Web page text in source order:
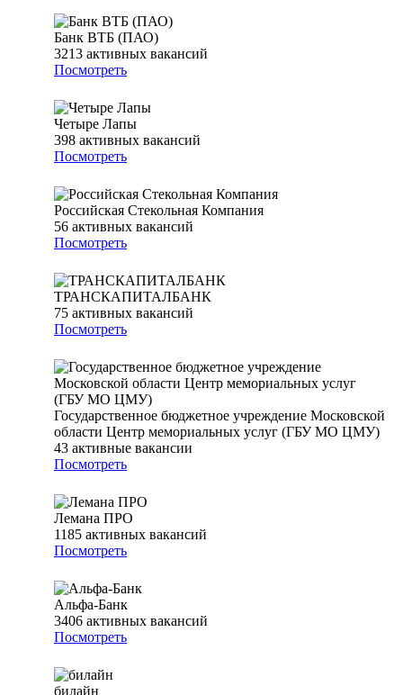
Банк ВТБ (ПАО)
3213 активных вакансий
Посмотреть
Четыре Лапы
398 активных вакансий
Посмотреть
Российская Стекольная Компания
56 активных вакансий
Посмотреть
ТРАНСКАПИТАЛБАНК
75 активных вакансий
Посмотреть
Государственное бюджетное учреждение Московской
области Центр мемориальных услуг (ГБУ МО ЦМУ)
43 активные вакансии
Посмотреть
Лемана ПРО
1185 активных вакансий
Посмотреть
Альфа-Банк
3406 активных вакансий
Посмотреть
билайн